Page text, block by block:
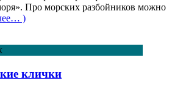
Про морских разбойников можно
)
клички